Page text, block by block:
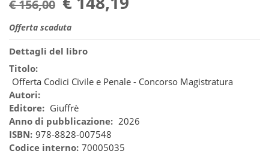
€ 156,00
Offerta scaduta
Dettagli del libro
Titolo:
Offerta Codici Civile e Penale - Concorso Magistratura
Autori:
Editore: Giuffrè
Anno di pubblicazione: 2026
ISBN: 978-8828-007548
Codice interno: 70005035